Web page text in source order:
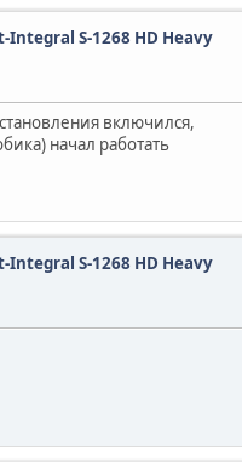
Integral S-1268 HD Heavy
включился,
начал работать
Integral S-1268 HD Heavy